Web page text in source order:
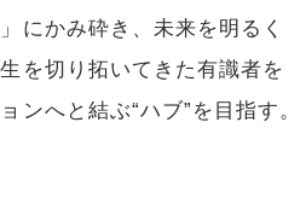
にかみ砕き、未来を明るく
を切り拓いてきた有識者を
へと結ぶ“ハブ”を目指す。